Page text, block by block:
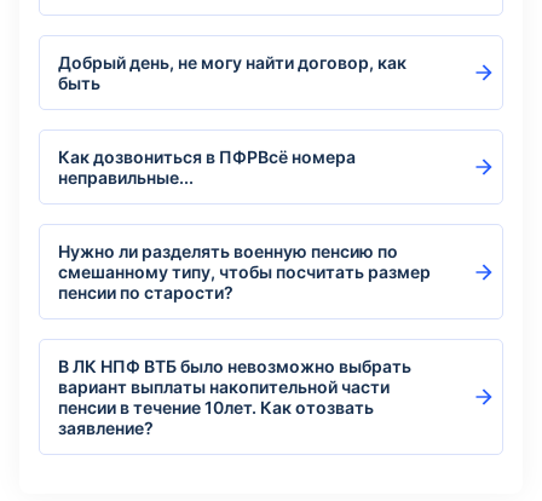
Добрый день, не могу найти договор, как
быть
Как дозвониться в ПФРВсё номера
неправильные...
Нужно ли разделять военную пенсию по
смешанному типу, чтобы посчитать размер
пенсии по старости?
В ЛК НПФ ВТБ было невозможно выбрать
вариант выплаты накопительной части
пенсии в течение 10лет. Как отозвать
заявление?